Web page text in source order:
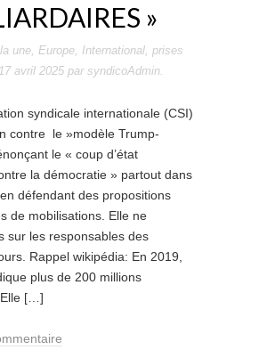
»
une, Europe, International, prises
avril 2025 par syndicoAdmin.
syndicale internationale (CSI)
contre le »modèle Trump-
le « coup d’état
la démocratie » partout dans
défendant des propositions
de mobilisations. Elle ne
sur les responsables des
Rappel wikipédia: En 2019,
plus de 200 millions
Elle […]